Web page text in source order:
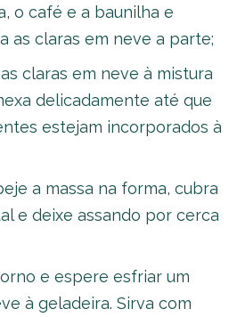
o café e a baunilha e
as claras em neve a parte;
claras em neve à mistura
delicadamente até que
estejam incorporados à
a massa na forma, cubra
e deixe assando por cerca
e espere esfriar um
à geladeira. Sirva com